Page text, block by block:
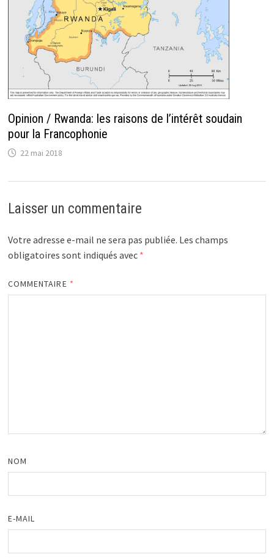
Opinion / Rwanda: les raisons de l’intérêt soudain
pour la Francophonie
22 mai 2018
Laisser un commentaire
Votre adresse e-mail ne sera pas publiée. Les champs
obligatoires sont indiqués avec *
COMMENTAIRE *
NOM
E-MAIL